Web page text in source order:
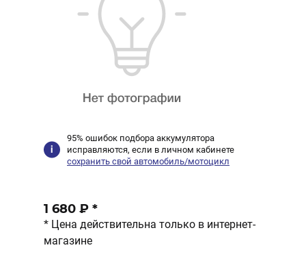
95% ошибок подбора аккумулятора
исправляются, если в личном кабинете
сохранить свой автомобиль/мотоцикл
1 680 ₽ *
* Цена действительна только в интернет-
магазине